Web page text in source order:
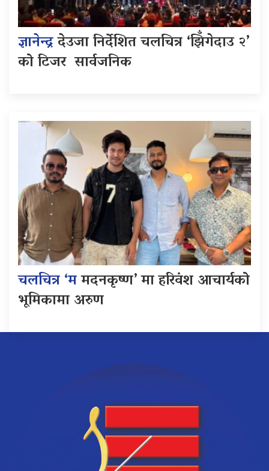
ज्ञानेन्द्रदेउजा निर्देशित चलचित्र ‘झिँगेदाउ २’
को टिजर सार्वजनिक
चलचित्र ‘ममदनकृष्ण’ मा हरिवंश आचार्यको
भूमिकामा अरुण